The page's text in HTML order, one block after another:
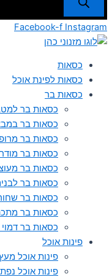
Facebook-f Instagram
כסאות
כסאות לפינת אוכל
כסאות בר
כסאות בר
כסאות בר
כסאות בר
כסאות בר
כסאות בר
כסאות בר
כסאות בר
כסאות בר
כסאות בר דמוי
פינות אוכל
פינות אוכל
פינות אוכל